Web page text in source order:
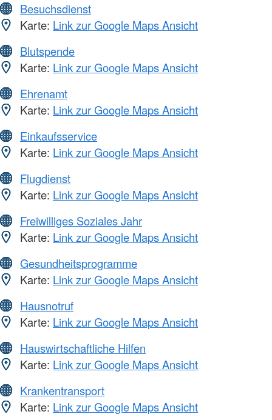
Besuchsdienst
Karte: Link zur Google Maps Ansicht
Blutspende
Karte: Link zur Google Maps Ansicht
Ehrenamt
Karte: Link zur Google Maps Ansicht
Einkaufsservice
Karte: Link zur Google Maps Ansicht
Flugdienst
Karte: Link zur Google Maps Ansicht
Freiwilliges Soziales Jahr
Karte: Link zur Google Maps Ansicht
Gesundheitsprogramme
Karte: Link zur Google Maps Ansicht
Hausnotruf
Karte: Link zur Google Maps Ansicht
Hauswirtschaftliche Hilfen
Karte: Link zur Google Maps Ansicht
Krankentransport
Karte: Link zur Google Maps Ansicht